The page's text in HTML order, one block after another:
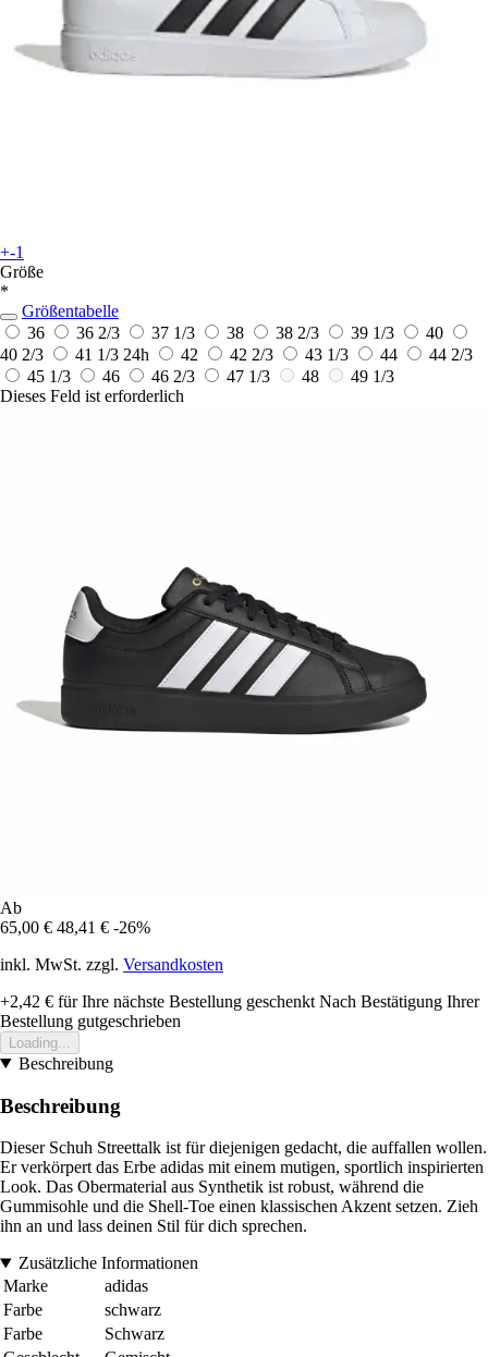
+-1
Größe
*
Größentabelle
36
36 2/3 37 1/3 38 38 2/3 39 1/3
40
40 2/3
41 1/3 24h 42 42 2/3 43 1/3 44
44 2/3
45 1/3
46 46 2/3 47 1/3 48
49 1/3
Dieses Feld ist erforderlich
Ab
65,00 € 48,41 € -26%
inkl. MwSt. zzgl. Versandkosten
+2,42 € für Ihre nächste Bestellung geschenkt Nach Bestätigung Ihrer
Bestellung gutgeschrieben
Loading...
Beschreibung
Beschreibung
Dieser Schuh Streettalk ist für diejenigen gedacht, die auffallen wollen.
Er verkörpert das Erbe adidas mit einem mutigen, sportlich inspirierten
Look. Das Obermaterial aus Synthetik ist robust, während die
Gummisohle und die Shell-Toe einen klassischen Akzent setzen. Zieh
ihn an und lass deinen Stil für dich sprechen.
Zusätzliche Informationen
Marke
adidas
Farbe
schwarz
Farbe
Schwarz